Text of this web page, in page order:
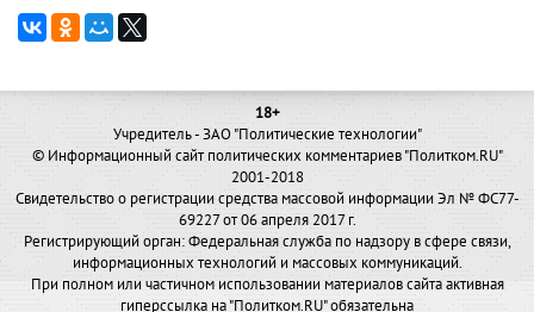
18+
Учредитель - ЗАО "Политические технологии"
© Информационный сайт политических комментариев "Политком.RU"
2001-2018
Свидетельство о регистрации средства массовой информации Эл № ФС77-
69227 от 06 апреля 2017 г.
Регистрирующий орган: Федеральная служба по надзору в сфере связи,
информационных технологий и массовых коммуникаций.
При полном или частичном использовании материалов сайта активная
гиперссылка на "Политком.RU" обязательна